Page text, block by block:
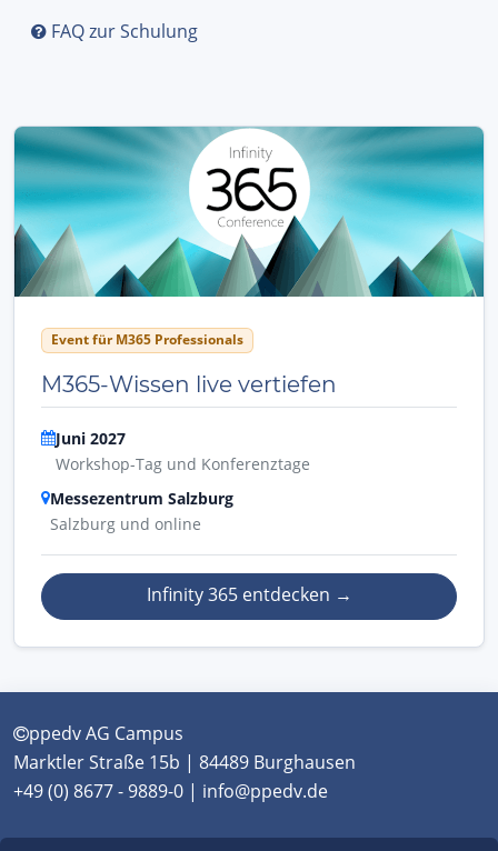
FAQ zur Schulung
Event für M365 Professionals
M365-Wissen live vertiefen
Juni 2027
Workshop-Tag und Konferenztage
Messezentrum Salzburg
Salzburg und online
Infinity 365 entdecken →
ppedv AG Campus
Marktler Straße 15b | 84489 Burghausen
+49 (0) 8677 - 9889-0 | info@ppedv.de